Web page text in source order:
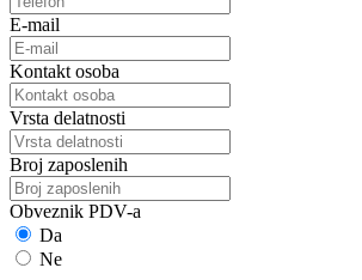
E-mail
Kontakt osoba
Vrsta delatnosti
Broj zaposlenih
Obveznik PDV-a
Da
Ne